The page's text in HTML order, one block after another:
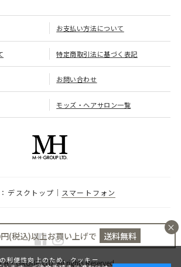
(税込)以上お買い上げで 送料無料
×
お支払い方法について
特定商取引法に基づく表記
お問い合わせ
モッズ・ヘアサロン一覧
・GROUP LTD. All rights Reserved.
デスクトップ スマートフォン
利便性向上のため、クッキー